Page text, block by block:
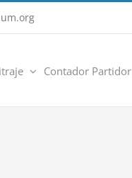
Contador Partidor